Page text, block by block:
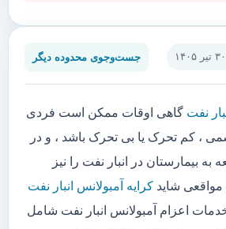
جست‌وجوی محدوده دیگر
نفت گاهی اوقات ممکن است فردی
، کم تحرک یا بی تحرک باشد ، و در
بیمارستان در انبار نفت را نیز
مواقعی شاید کرایه آمبولانس انبار نفت
اعزام آمبولانس انبار نفت شامل